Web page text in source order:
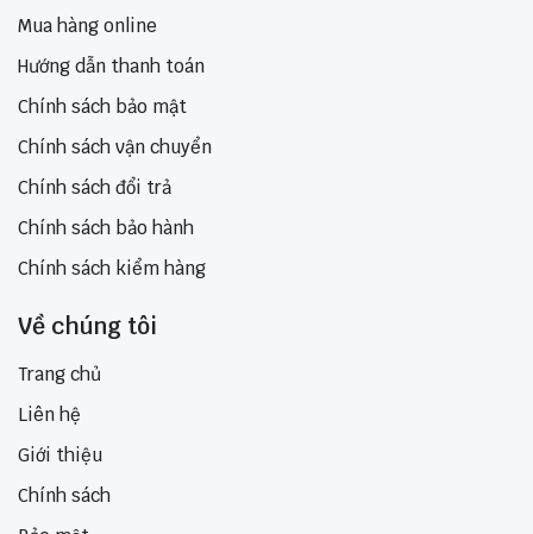
Mua hàng online
Hướng dẫn thanh toán
Chính sách bảo mật
Chính sách vận chuyển
Chính sách đổi trả
Chính sách bảo hành
Chính sách kiểm hàng
Về chúng tôi
Trang chủ
Liên hệ
Giới thiệu
Chính sách